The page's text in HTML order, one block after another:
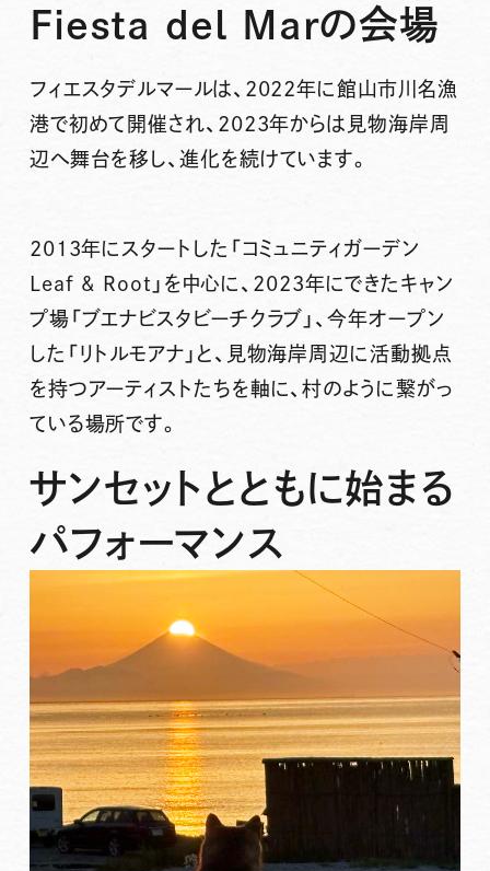
Fiesta del Marの会場
フィエスタデルマールは、2022年に館山市川名漁
港で初めて開催され、2023年からは見物海岸周
辺へ舞台を移し、進化を続けています。
2013年にスタートした「コミュニティガーデン
Leaf & Root」を中心に、2023年にできたキャン
プ場「ブエナビスタビーチクラブ」、今年オープン
した「リトルモアナ」と、見物海岸周辺に活動拠点
を持つアーティストたちを軸に、村のように繋がっ
ている場所です。
サンセットとともに始まる
パフォーマンス